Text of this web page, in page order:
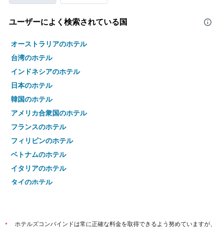
ユーザーによく検索されている国
オーストラリアのホテル
台湾のホテル
インドネシアのホテル
日本のホテル
韓国のホテル
アメリカ合衆国のホテル
フランスのホテル
フィリピンのホテル
ベトナムのホテル
イタリアのホテル
タイのホテル
* ホテルズコンバインドは常に正確な料金を取得できるよう努めていますが、